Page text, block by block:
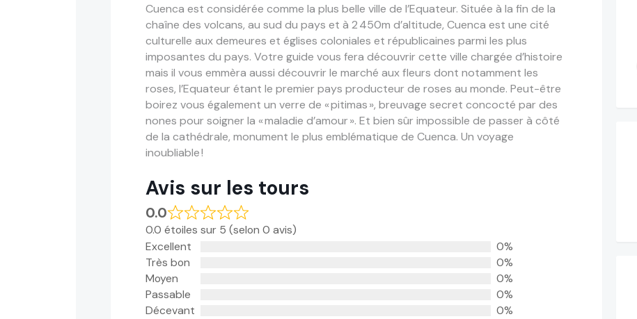
Cuenca est considérée comme la plus belle ville de l’Equateur. Située à la fin de la
chaîne des volcans, au sud du pays et à 2 450m d’altitude, Cuenca est une cité
culturelle aux demeures et églises coloniales et républicaines parmi les plus
imposantes du pays. Votre guide vous fera découvrir cette ville chargée d’histoire
mais il vous emmèra aussi découvrir le marché aux fleurs dont notamment les
roses, l’Equateur étant le premier pays producteur de roses au monde. Peut-être
boirez vous également un verre de « pitimas », breuvage secret concocté par des
nones pour soigner la « maladie d’amour ». Et bien sûr impossible de passer à côté
de la cathédrale, monument le plus emblématique de Cuenca. Un voyage
inoubliable !
Avis sur les tours
0.0
0.0 étoiles sur 5 (selon 0 avis)
Excellent
0%
Très bon
0%
Moyen
0%
Passable
0%
Décevant
0%